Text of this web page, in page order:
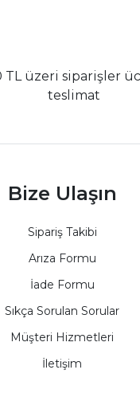
TL üzeri siparişler
teslimat
Bize Ulaşın
Sipariş Takibi
Arıza Formu
İade Formu
Sıkça Sorulan Sorular
Müşteri Hizmetleri
İletişim